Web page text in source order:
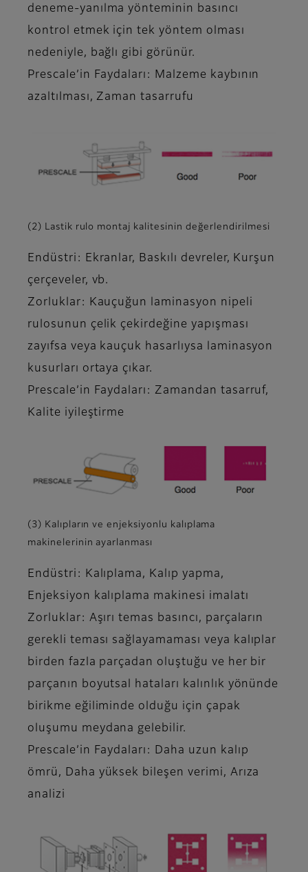
deneme-yanılma yönteminin basıncı
kontrol etmek için tek yöntem olması
nedeniyle, bağlı gibi görünür.
Prescale’in Faydaları: Malzeme kaybının
azaltılması, Zaman tasarrufu
(2) Lastik rulo montaj kalitesinin değerlendirilmesi
Endüstri: Ekranlar, Baskılı devreler, Kurşun
çerçeveler, vb.
Zorluklar: Kauçuğun laminasyon nipeli
rulosunun çelik çekirdeğine yapışması
zayıfsa veya kauçuk hasarlıysa laminasyon
kusurları ortaya çıkar.
Prescale’in Faydaları: Zamandan tasarruf,
Kalite iyileştirme
(3) Kalıpların ve enjeksiyonlu kalıplama
makinelerinin ayarlanması
Endüstri: Kalıplama, Kalıp yapma,
Enjeksiyon kalıplama makinesi imalatı
Zorluklar: Aşırı temas basıncı, parçaların
gerekli teması sağlayamaması veya kalıplar
birden fazla parçadan oluştuğu ve her bir
parçanın boyutsal hataları kalınlık yönünde
birikme eğiliminde olduğu için çapak
oluşumu meydana gelebilir.
Prescale’in Faydaları: Daha uzun kalıp
ömrü, Daha yüksek bileşen verimi, Arıza
analizi